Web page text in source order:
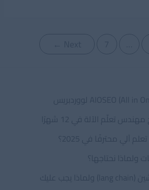
تعلّم الآلة في 12 شهرًا
محترفًا في 2025؟
ولماذا نحتاجها؟
ما هي تقنية لانج تشين (lang chain) ولماذا يجب عليك